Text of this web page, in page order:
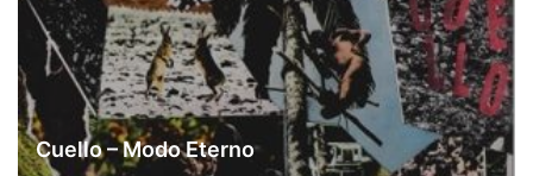
Cuello – Modo Eterno